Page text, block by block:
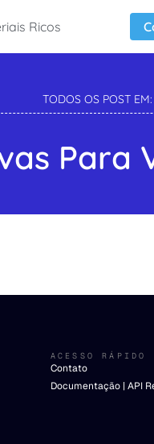
Ricos
TODOS OS POST EM:
Para
ACESSO RÁPIDO
Contato
Documentação | API